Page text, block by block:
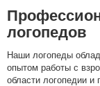
логопедов
Наши логопеды
опытом работы с
области логопедии и